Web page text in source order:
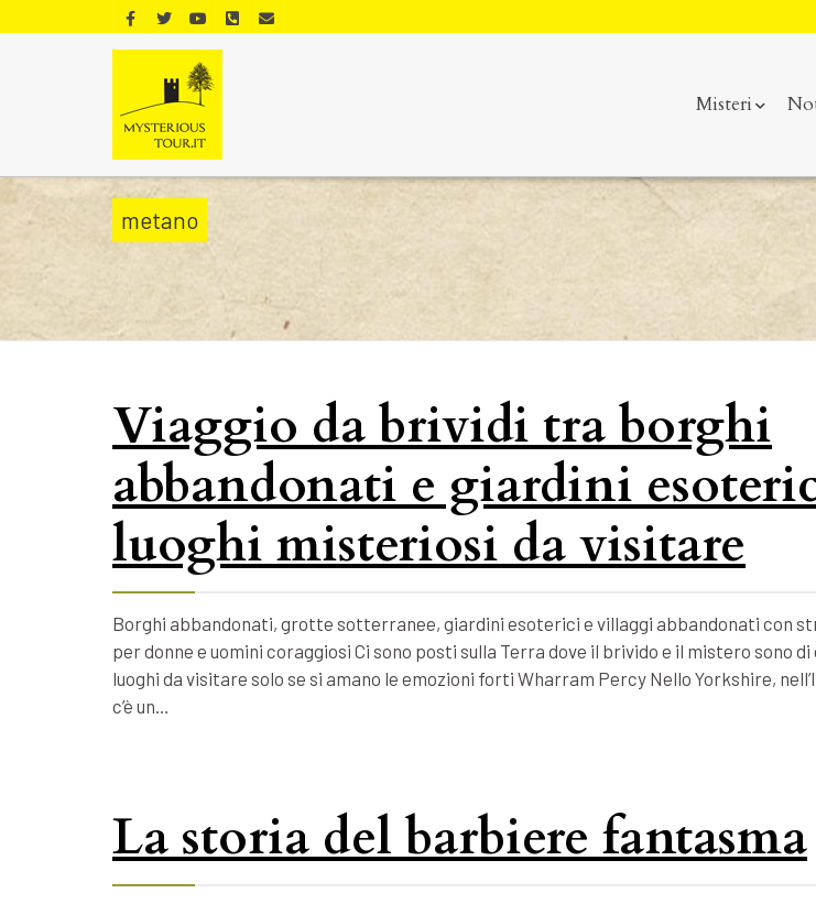
Misteri
metano
Viaggio da brividi tra borghi
abbandonati e giardini
luoghi misteriosi da visitare
Borghi abbandonati, grotte sotterranee, giardini esoterici e villaggi abbandonati con
per donne e uomini coraggiosi Ci sono posti sulla Terra dove il brivido e il mistero sono
luoghi da visitare solo se si amano le emozioni forti Wharram Percy Nello Yorkshire,
c’è un…
La storia del barbiere fantasma